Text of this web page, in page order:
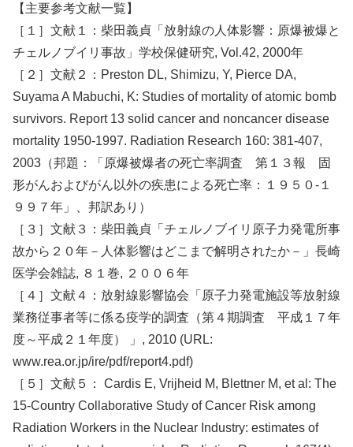
【主要参考文献一覧】
［１］文献１：柴田義貞「放射線の人体影響：原爆被爆と
チェルノブイリ事故」学校保健研究, Vol.42, 2000年
［２］文献２：Preston DL, Shimizu, Y, Pierce DA,
Suyama A Mabuchi, K: Studies of mortality of atomic bomb
survivors. Report 13 solid cancer and noncancer disease
mortality 1950-1997. Radiation Research 160: 381-407,
2003（邦題：「原爆被爆者の死亡率調査 第１３報 固
形がんおよびがん以外の疾患による死亡率：１９５０-１
９９７年」、邦訳あり）
［３］文献３：柴田義貞「チェルノブイリ原子力発電所事
故から２０年－人体影響はどこまで解明されたか－」長崎
医学会雑誌, ８１巻, ２００６年
［４］文献４：放射線影響協会「原子力発電施設等放射線
業務従事者等に係る疫学的調査（第４期調査 平成１７年
度～平成２１年度） 」, 2010 (URL:
www.rea.or.jp/ire/pdf/report4.pdf)
［５］文献５： Cardis E, Vrijheid M, Blettner M, et al: The
15-Country Collaborative Study of Cancer Risk among
Radiation Workers in the Nuclear Industry: estimates of